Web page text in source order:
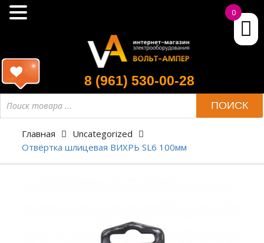
8 (961) 530-00-28
ПОИСК
Главная
Uncategorized
Отвёртка шлицевая ВИХРЬ SL6 100мм
0